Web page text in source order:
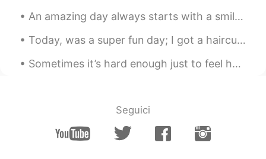
るので、私は昼休みにそこに良く行く
An amazing day always starts with a smile.i hope this new day and everyday of your life gives you...
Today, was a super fun day; I got a haircut, went shopping, ate sushi got dinner, and went to a g...
Sometimes it’s hard enough just to feel happy for a moment, let alone the whole day. It’s not ver...
Seguici